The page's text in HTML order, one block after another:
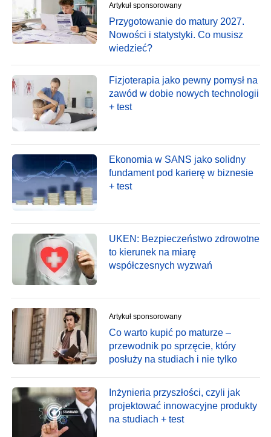
Artykuł sponsorowany
Przygotowanie do matury 2027.
Nowości i statystyki. Co musisz
wiedzieć?
Fizjoterapia jako pewny pomysł na
zawód w dobie nowych technologii
+ test
Ekonomia w SANS jako solidny
fundament pod karierę w biznesie
+ test
UKEN: Bezpieczeństwo zdrowotne
to kierunek na miarę
współczesnych wyzwań
Artykuł sponsorowany
Co warto kupić po maturze –
przewodnik po sprzęcie, który
posłuży na studiach i nie tylko
Inżynieria przyszłości, czyli jak
projektować innowacyjne produkty
na studiach + test